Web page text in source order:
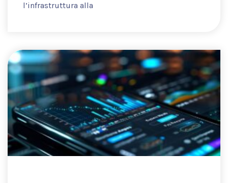
l’infrastruttura alla